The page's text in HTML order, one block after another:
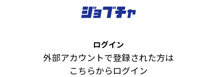
ログイン
外部アカウントで登録された方は
こちらからログイン